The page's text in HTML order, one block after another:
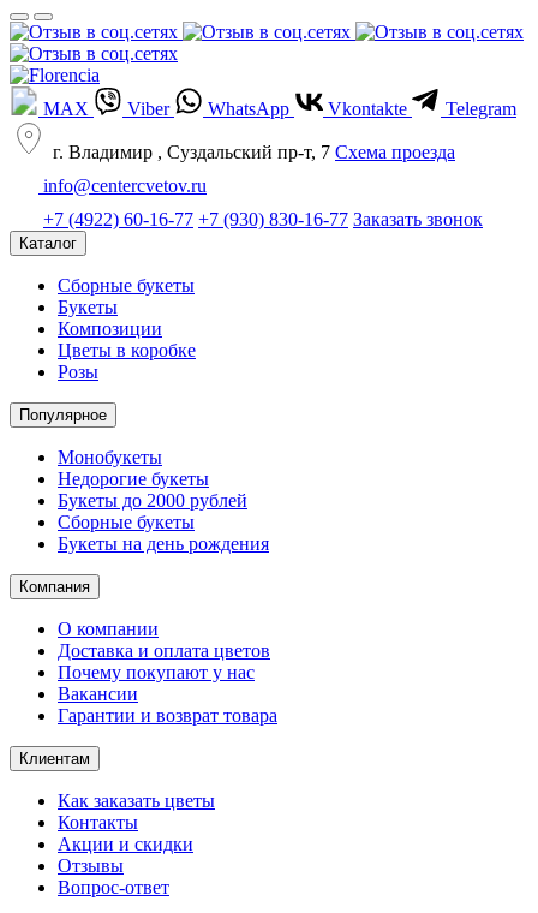
MAX Viber WhatsApp Vkontakte Telegram
г. Владимир , Суздальский пр-т, 7 Cхема проезда
info@centercvetov.ru
+7 (4922) 60-16-77 +7 (930) 830-16-77 Заказать звонок
Каталог
Сборные букеты
Букеты
Композиции
Цветы в коробке
Розы
Популярное
Монобукеты
Недорогие букеты
Букеты до 2000 рублей
Сборные букеты
Букеты на день рождения
Компания
О компании
Доставка и оплата цветов
Почему покупают у нас
Вакансии
Гарантии и возврат товара
Клиентам
Как заказать цветы
Контакты​
Акции и скидки
Отзывы
Вопрос-ответ